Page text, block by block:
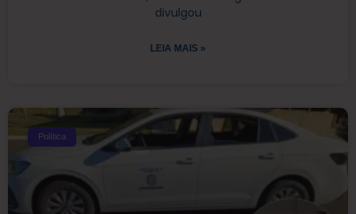
divulgou
LEIA MAIS »
Política